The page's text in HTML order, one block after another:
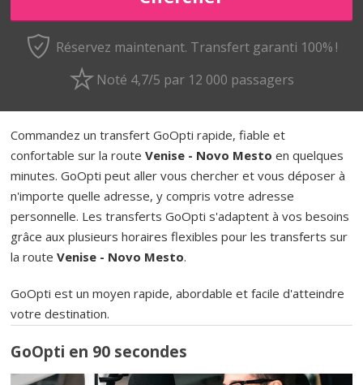
Réservez maintenant. Transfert garanti 100% !
Noté 4,7/5 par 12 000 passagers
Commandez un transfert GoOpti rapide, fiable et
confortable sur la routeVenise - Novo Mesto en quelques
minutes. GoOpti peut aller vous chercher et vous déposer à
n'importe quelle adresse, y compris votre adresse
personnelle. Les transferts GoOpti s'adaptent à vos besoins
grâce aux plusieurs horaires flexibles pour les transferts sur
la routeVenise - Novo Mesto.
GoOpti est un moyen rapide, abordable et facile d'atteindre
votre destination.
GoOpti en 90 secondes